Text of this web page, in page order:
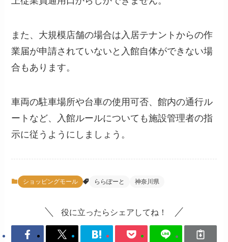
また、大規模店舗の場合は入居テナントからの作
業届が申請されていないと入館自体ができない場
合もあります。
車両の駐車場所や台車の使用可否、館内の通行ル
ートなど、入館ルールについても施設管理者の指
示に従うようにしましょう。
ショッピングモール ららぽーと 神奈川県
役に立ったらシェアしてね！